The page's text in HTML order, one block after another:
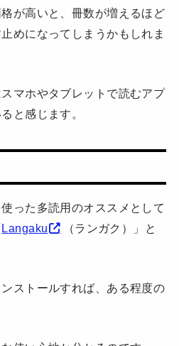
が高いと、冊数が増えるほど
めになってしまうかもしれま
マホやタブレットで読むアプ
と感じます。
った多読用のオススメとして
Langaku
（ランガク）」と
ストールすれば、ある程度の